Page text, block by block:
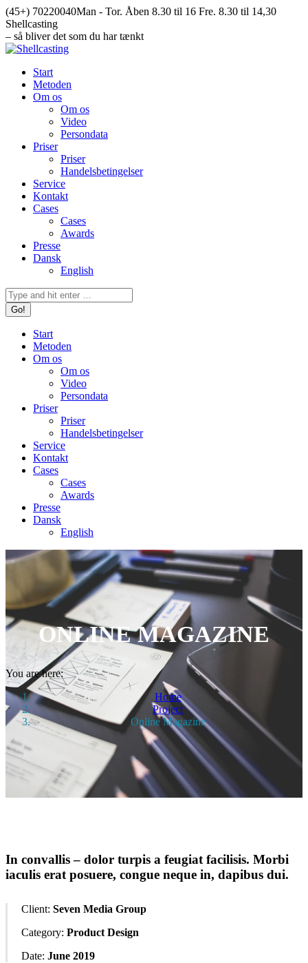
Skip
to
content
(45+) 70220040Man - Tor. Åben 8.30 til 16 Fre. 8.30 til 14,30
Facebook
page
opens
new
window
Mail
page
opens
new
window
Instagram
page
opens
new
window
YouTube
page
opens
new
window
Shellcasting
– så bliver det som du har tænkt
Start
Metoden
Om os
Om os
Video
Persondata
Priser
Priser
Handelsbetingelser
Service
Kontakt
Cases
Cases
Awards
Presse
Dansk
English
Search:
Start
Metoden
Om os
Om os
Video
Persondata
Priser
Priser
Handelsbetingelser
Service
Kontakt
Cases
Cases
Awards
Presse
Dansk
English
ONLINE MAGAZINE
You are here:
Home
Project
Online Magazine
In convallis – dolor turpis a feugiat facilisis. Morbi
iaculis erat posuere, congue neque in, dapibus dui.
Client: Seven Media Group
Category: Product Design
Date: June 2019